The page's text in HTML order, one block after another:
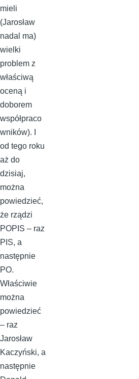
mieli
(Jarosław
nadal ma)
wielki
problem z
właściwą
oceną i
doborem
współpraco
wników). I
od tego roku
aż do
dzisiaj,
można
powiedzieć,
że rządzi
POPIS – raz
PIS, a
następnie
PO.
Właściwie
można
powiedzieć
– raz
Jarosław
Kaczyński, a
następnie